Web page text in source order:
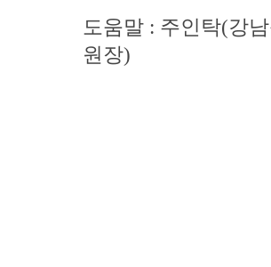
도움말 : 주인탁(강
원장)